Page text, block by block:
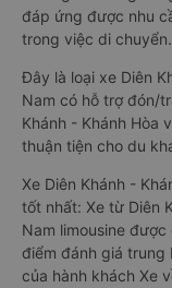
đáp ứng được nhu
trong việc di chuyển.
Đây là loại xe Diên
Nam có hỗ trợ đón/
Khánh - Khánh Hòa
thuận tiện cho du
Xe Diên Khánh -
tốt nhất: Xe từ Diên
Nam limousine
điểm đánh giá trung
của hành khách Xe